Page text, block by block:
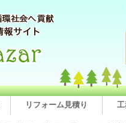
リフォーム見積り